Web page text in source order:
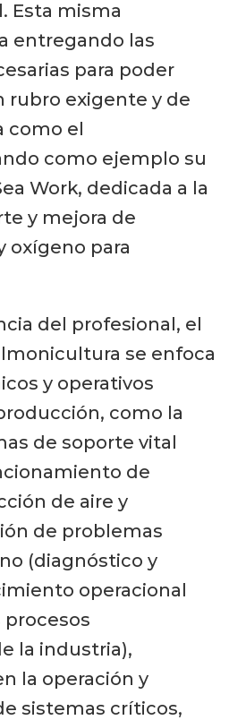
Esta misma
entregando las
para poder
rubro exigente y de
como el
como ejemplo su
Work, dedicada a la
y mejora de
oxígeno para
del profesional, el
se enfoca
y operativos
como la
de soporte vital
de
de aire y
de problemas
(diagnóstico y
operacional
procesos
la industria),
la operación y
sistemas críticos,